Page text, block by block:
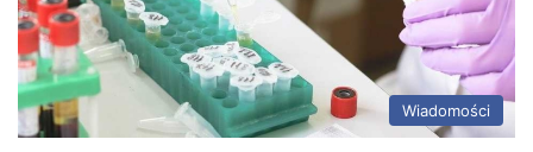
Wiadomości